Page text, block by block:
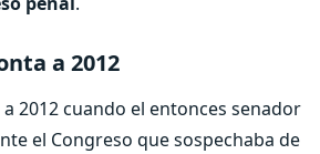
a 2012
2012 cuando el entonces senador
el Congreso que sospechaba de